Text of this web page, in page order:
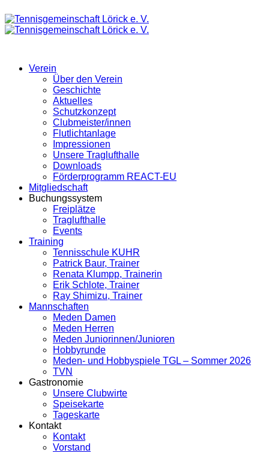
Verein
Über den Verein
Geschichte
Aktuelles
Schutzkonzept
Clubmeister/innen
Flutlichtanlage
Impressionen
Unsere Traglufthalle
Downloads
Förderprogramm REACT-EU
Mitgliedschaft
Buchungssystem
Freiplätze
Traglufthalle
Events
Training
Tennisschule KUHR
Patrick Baur, Trainer
Renata Klumpp, Trainerin
Erik Schlote, Trainer
Ray Shimizu, Trainer
Mannschaften
Meden Damen
Meden Herren
Meden Juniorinnen/Junioren
Hobbyrunde
Meden- und Hobbyspiele TGL – Sommer 2026
TVN
Gastronomie
Unsere Clubwirte
Speisekarte
Tageskarte
Kontakt
Kontakt
Vorstand